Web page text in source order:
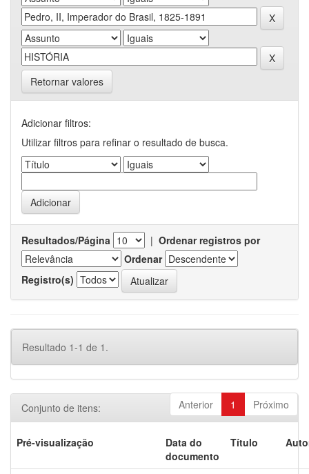
Retornar valores
Adicionar filtros:
Utilizar filtros para refinar o resultado de busca.
Resultados/Página | Ordenar registros por
Ordenar
Registro(s)
Resultado 1-1 de 1.
Anterior 1 Próximo
Conjunto de itens:
Pré-visualização
Data do
documento
Título